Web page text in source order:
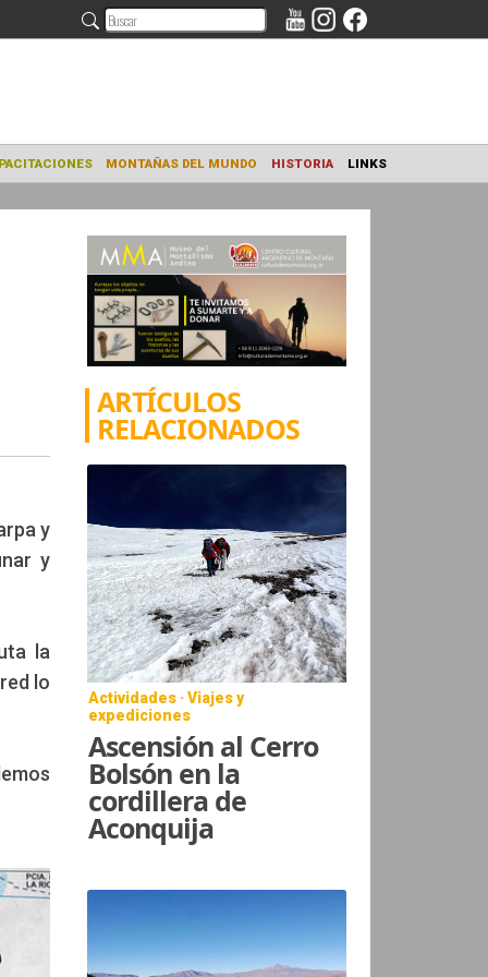
CAPACITACIONES MONTAÑAS DEL MUNDO HISTORIA
y
y
la
lo
ARTÍCULOS
RELACIONADOS
Actividades · Viajes y
expediciones
Ascensión al Cerro
Bolsón en la
cordillera de
Aconquija